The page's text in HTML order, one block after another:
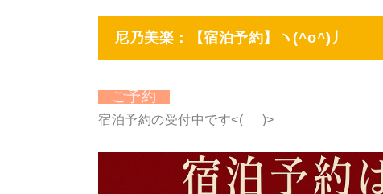
尼乃美楽：【宿泊予約】ヽ(^o^)丿
ご予約
宿泊予約の受付中です<(_ _)>